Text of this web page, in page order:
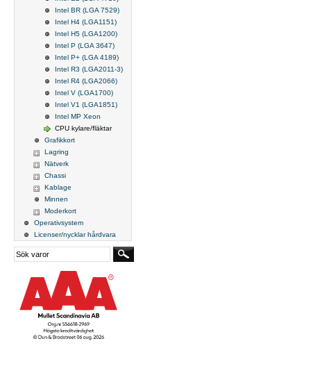
Intel BR (LGA 7529)
Intel H4 (LGA1151)
Intel H5 (LGA1200)
Intel P (LGA 3647)
Intel P+ (LGA 4189)
Intel R3 (LGA2011-3)
Intel R4 (LGA2066)
Intel V (LGA1700)
Intel V1 (LGA1851)
Intel MP Xeon
CPU kylare/fläktar
Grafikkort
Lagring
Nätverk
Chassi
Kablage
Minnen
Moderkort
Operativsystem
Licenser/nycklar hårdvara